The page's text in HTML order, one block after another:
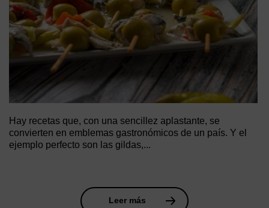
Hay recetas que, con una sencillez aplastante, se
convierten en emblemas gastronómicos de un país. Y el
ejemplo perfecto son las gildas,...
Leer más